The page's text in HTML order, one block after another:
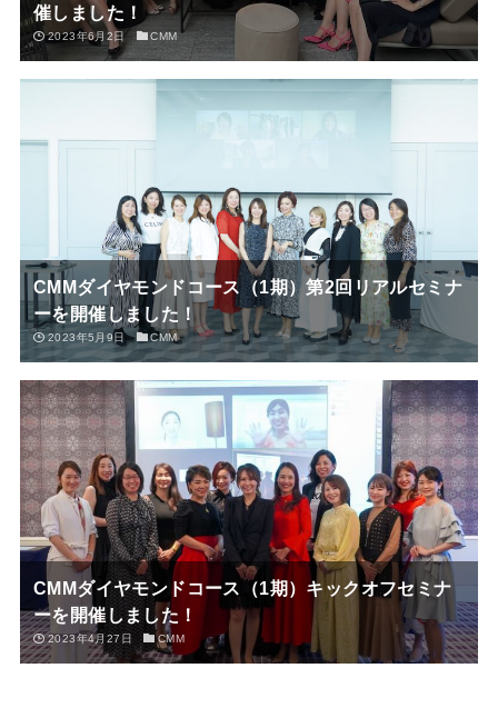
催しました！
2023年6月2日 CMM
CMMダイヤモンドコース（1期）第2回リアルセミナ
ーを開催しました！
2023年5月9日 CMM
CMMダイヤモンドコース（1期）キックオフセミナ
ーを開催しました！
2023年4月27日 CMM